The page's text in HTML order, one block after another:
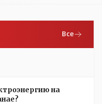
Все
на